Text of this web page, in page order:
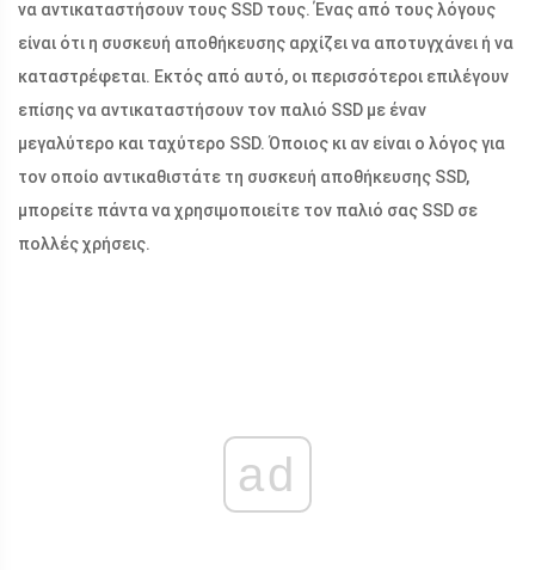
να αντικαταστήσουν τους SSD τους. Ένας από τους λόγους
είναι ότι η συσκευή αποθήκευσης αρχίζει να αποτυγχάνει ή να
καταστρέφεται. Εκτός από αυτό, οι περισσότεροι επιλέγουν
επίσης να αντικαταστήσουν τον παλιό SSD με έναν
μεγαλύτερο και ταχύτερο SSD. Όποιος κι αν είναι ο λόγος για
τον οποίο αντικαθιστάτε τη συσκευή αποθήκευσης SSD,
μπορείτε πάντα να χρησιμοποιείτε τον παλιό σας SSD σε
πολλές χρήσεις.
ad